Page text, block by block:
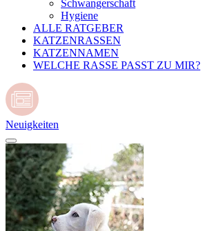
Schwangerschaft
Hygiene
ALLE RATGEBER
KATZENRASSEN
KATZENNAMEN
WELCHE RASSE PASST ZU MIR?
Neuigkeiten